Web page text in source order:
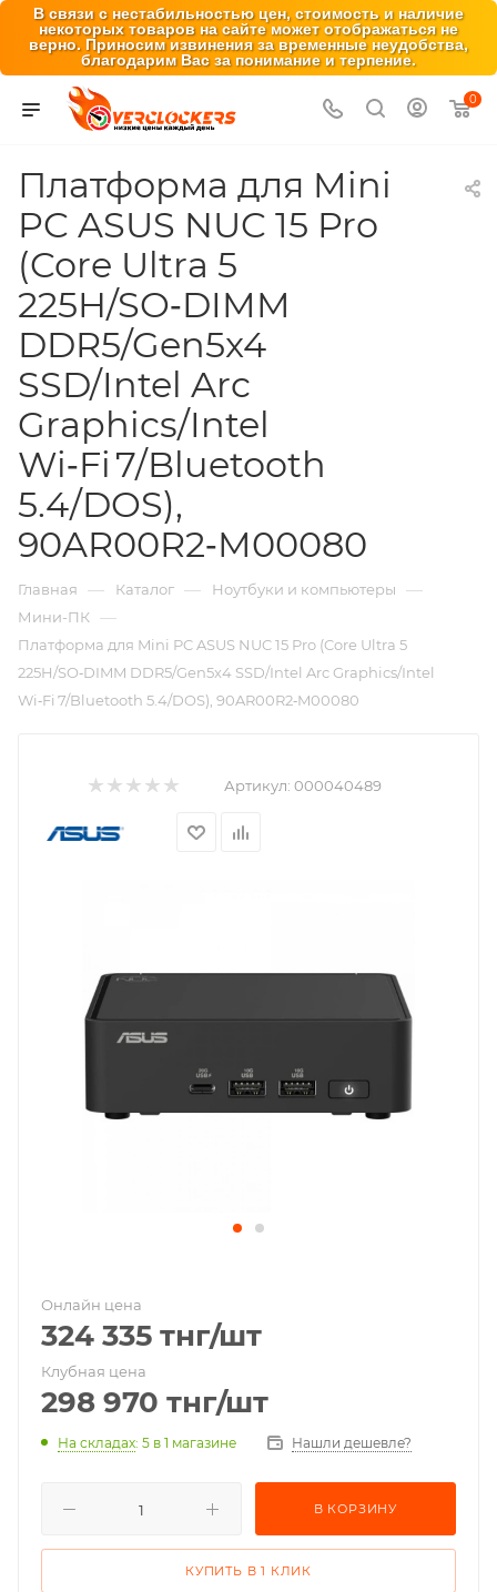
В связи с нестабильностью цен, стоимость и наличие
некоторых товаров на сайте может отображаться не
верно. Приносим извинения за временные неудобства,
благодарим Вас за понимание и терпение.
0
Платформа для Mini
PC ASUS NUC 15 Pro
(Core Ultra 5
225H/SO‑DIMM
DDR5/Gen5x4
SSD/Intel Arc
Graphics/Intel
Wi‑Fi 7/Bluetooth
5.4/DOS),
90AR00R2‑M00080
Главная — Каталог — Ноутбуки и компьютеры —
Мини-ПК —
Платформа для Mini PC ASUS NUC 15 Pro (Core Ultra 5
225H/SO‑DIMM DDR5/Gen5x4 SSD/Intel Arc Graphics/Intel
Wi‑Fi 7/Bluetooth 5.4/DOS), 90AR00R2‑M00080
Артикул: 000040489
Онлайн цена
324 335 тнг/шт
Клубная цена
298 970 тнг/шт
На складах: 5 в 1 магазине Нашли дешевле?
В КОРЗИНУ
КУПИТЬ В 1 КЛИК